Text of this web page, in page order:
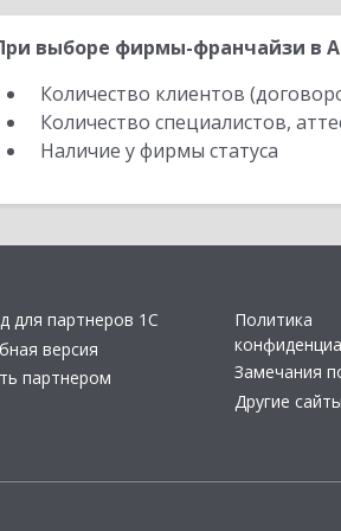
выборе фирмы-франчайзи в
Количество клиентов
Количество специалистов,
Наличие у фирмы статуса
для партнеров 1С
версия
партнером
Политика
Замечания
Другие сайты